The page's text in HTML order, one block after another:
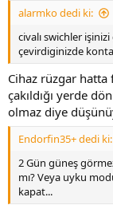
alarmko dedi ki:
civalı swichler
çevirdiginizde
Cihaz rüzgar hatta
çakıldığı yerde
olmaz diye
Endorfin35+ dedi ki:
2 Gün güneş
mı? Veya uyku
kapat...